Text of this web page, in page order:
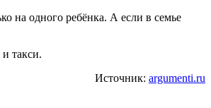
на одного ребёнка. А если в семье
такси.
Источник: argumenti.ru